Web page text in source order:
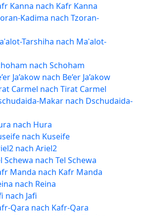
Kanna nach Kafr Kanna
Kadima nach Tzoran-
Tarshiha nach Maʿalot-
nach Schoham
Ja’akow nach Be’er Ja’akow
Carmel nach Tirat Carmel
Makar nach Dschudaida-
nach Hura
nach Kuseife
nach Ariel2
Schewa nach Tel Schewa
Manda nach Kafr Manda
nach Reina
nach Jafi
Qara nach Kafr-Qara